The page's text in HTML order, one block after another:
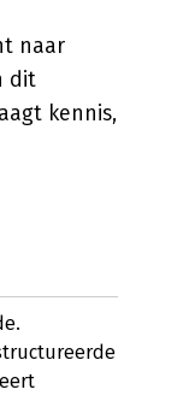
naar
dit
kennis,